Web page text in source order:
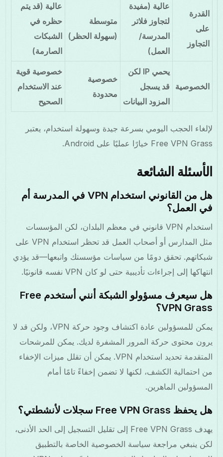
القدرة
على
التجاوز
عالية (مفيدة
لتجاوز فلاتر
المدرسة/
العمل)
متوسطة
(سهولة الحظر)
عالية (قد يتم
حظره في
الشبكات
الصارمة)
الخصوصية
يحمي IP لكن
قد يسجل
المزود البيانات
خصوصية
محدودة
خصوصية قوية
عند الاستخدام
الصحيح
لإلغاء الحجب اليومي بسرعة جيدة وسهولة استخدام، يعتبر
Free VPN Grass خيارًا عمليًا على Android.
الأسئلة الشائعة
هل من القانوني استخدام VPN في المدرسة أم
في العمل؟
استخدام VPN قانوني في معظم البلدان، لكن المؤسسات
مثل المدارس أو أصحاب العمل قد تحظر استخدام VPN على
شبكاتهم. تحقق دومًا من سياسات مؤسستك واتبعها—قد يؤدي
انتهاكها إلى إجراءات تأديبية حتى لو كان VPN نفسه قانونيًا.
هل سيعرف مسؤولو الشبكة أنني أستخدم Free
VPN Grass؟
يمكن للمسؤولين عادة اكتشاف وجود حركة VPN، ولكن قد لا
يرون محتوى حركة المرور المشفرة لديك. يمكن للمرشحات
المتقدمة تحديد استخدام VPN. يمكن أن تقلل ميزات الإخفاء
من احتمالية الكشف، لكنها لا تضمن إخفاءً تامًا أمام
المسؤولين الماهرين.
هل يحفظ Free VPN Grass سجلات لأنشطتي؟
يهدف Free VPN Grass إلى تقليل التسجيل إلى الحد الأدنى،
لكن ينبغي مراجعة سياسة الخصوصية الخاصة بالتطبيق